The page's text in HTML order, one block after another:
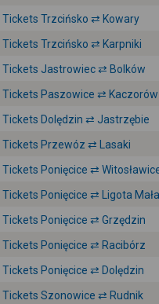
Tickets Trzcińsko ⇄ Kowary
Tickets Trzcińsko ⇄ Karpniki
Tickets Jastrowiec ⇄ Bolków
Tickets Paszowice ⇄ Kaczorów
Tickets Dolędzin ⇄ Jastrzębie
Tickets Przewóz ⇄ Lasaki
Tickets Ponięcice ⇄
Tickets Ponięcice ⇄ Ligota Mała
Tickets Ponięcice ⇄ Grzędzin
Tickets Ponięcice ⇄ Racibórz
Tickets Ponięcice ⇄ Dolędzin
Tickets Szonowice ⇄ Rudnik